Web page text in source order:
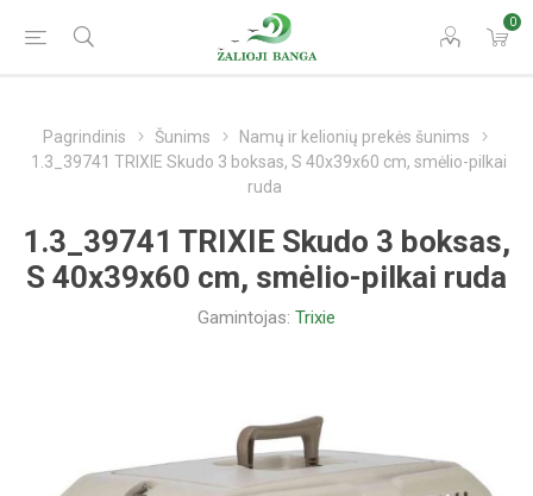
0
Pagrindinis Šunims
Namų ir kelionių prekės šunims
1.3_39741 TRIXIE Skudo 3 boksas, S 40x39x60 cm, smėlio-pilkai
ruda
1.3_39741 TRIXIE Skudo 3 boksas,
S 40x39x60 cm, smėlio-pilkai ruda
Gamintojas: Trixie